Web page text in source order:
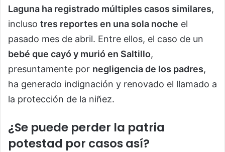
Laguna ha registrado múltiples casos similares,
incluso tres reportes en una sola noche el
pasado mes de abril. Entre ellos, el caso de un
bebé que cayó y murió en Saltillo,
presuntamente por negligencia de los padres,
ha generado indignación y renovado el llamado a
la protección de la niñez.
¿Se puede perder la patria
potestad por casos así?